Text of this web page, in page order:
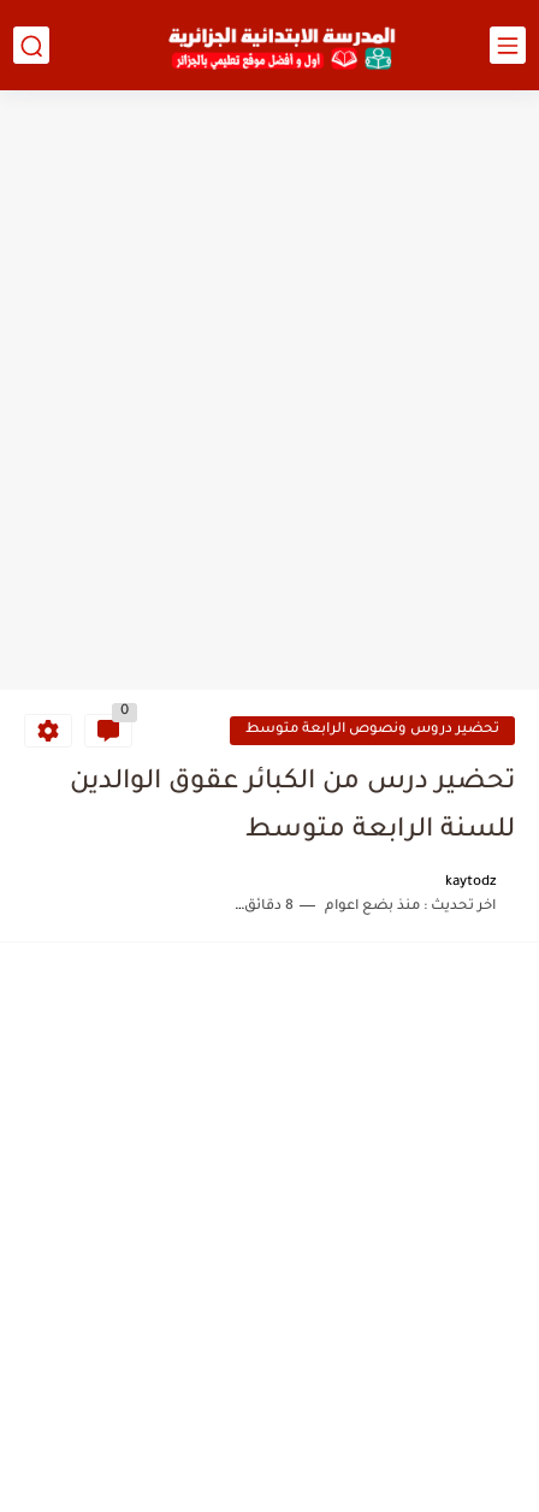
تحضير دروس ونصوص الرابعة متوسط
0
تحضير درس من الكبائر عقوق الوالدين
للسنة الرابعة متوسط
kaytodz
اخر تحديث :منذ بضع اعوام 8 دقائق للقراءة